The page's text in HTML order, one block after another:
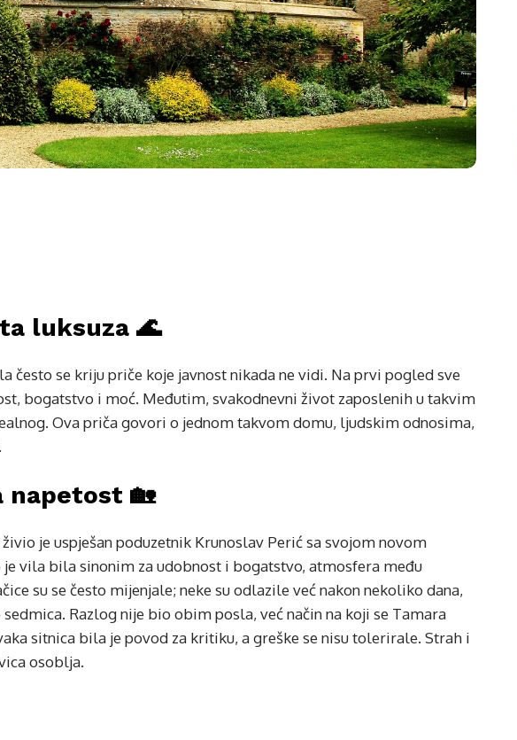
luksuza 🌊
često se kriju priče koje javnost nikada ne vidi. Na prvi pogled sve
bogatstvo i moć. Međutim, svakodnevni život zaposlenih u takvim
Ova priča govori o jednom takvom domu, ljudskim odnosima,
napetost 🏡
je uspješan poduzetnik Krunoslav Perić sa svojom novom
vila bila sinonim za udobnost i bogatstvo, atmosfera među
su se često mijenjale; neke su odlazile već nakon nekoliko dana,
Razlog nije bio obim posla, već način na koji se Tamara
sitnica bila je povod za kritiku, a greške se nisu tolerirale. Strah i
osoblja.